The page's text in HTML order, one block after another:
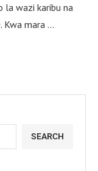
la wazi karibu na
Kwa mara …
SEARCH